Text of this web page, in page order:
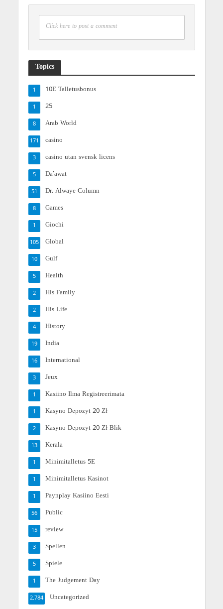
Click here to post a comment
Topics
10E Talletusbonus
1
25
1
Arab World
8
casino
171
casino utan svensk licens
3
Da'awat
5
Dr. Alwaye Column
51
Games
8
Giochi
1
Global
105
Gulf
10
Health
5
His Family
2
His Life
2
History
4
India
19
International
16
Jeux
3
Kasiino Ilma Registreerimata
1
Kasyno Depozyt 20 Zł
1
Kasyno Depozyt 20 Zł Blik
2
Kerala
13
Minimitalletus 5E
1
Minimitalletus Kasinot
1
Paynplay Kasiino Eesti
1
Public
56
review
15
Spellen
3
Spiele
5
The Judgement Day
1
Uncategorized
2,784